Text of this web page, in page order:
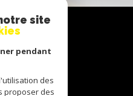
site
pendant
des
proposer des